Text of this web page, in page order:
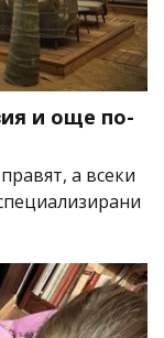
и още по-
а всеки